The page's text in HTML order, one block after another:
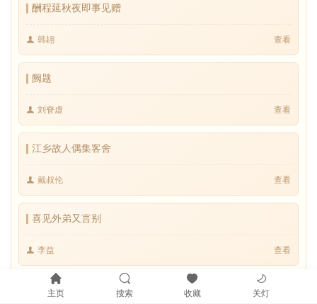
酬程延秋夜即事见赠
韩翃 查看
阙题
刘眘虚 查看
江乡故人偶集客舍
戴叔伦 查看
喜见外弟又言别
李益 查看
云阳馆与韩绅宿别
主页 搜索 收藏 关灯